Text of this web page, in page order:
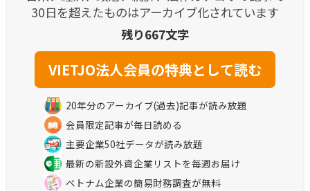
30日を超えたものはアーカイブ化されています
残り667文字
20年分のアーカイブ(過去)記事が読み放題
会員限定記事が毎日読める
主要企業50社データが読み放題
最新の新設外資企業リストを毎週お届け
ベトナム企業の簡易財務調査が無料